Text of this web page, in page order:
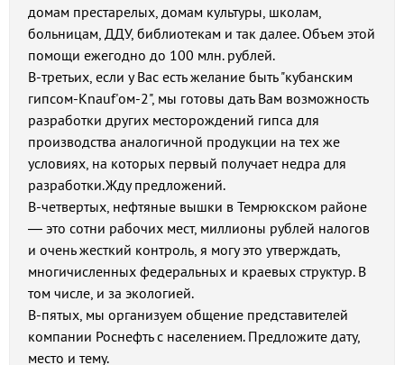
домам престарелых, домам культуры, школам,
больницам, ДДУ, библиотекам и так далее. Объем этой
помощи ежегодно до 100 млн. рублей.
В-третьих, если у Вас есть желание быть "кубанским
гипсом-Knauf'ом-2", мы готовы дать Вам возможность
разработки других месторождений гипса для
производства аналогичной продукции на тех же
условиях, на которых первый получает недра для
разработки.Жду предложений.
В-четвертых, нефтяные вышки в Темрюкском районе
— это сотни рабочих мест, миллионы рублей налогов
и очень жесткий контроль, я могу это утверждать,
многичисленных федеральных и краевых структур. В
том числе, и за экологией.
В-пятых, мы организуем общение представителей
компании Роснефть с населением. Предложите дату,
место и тему.